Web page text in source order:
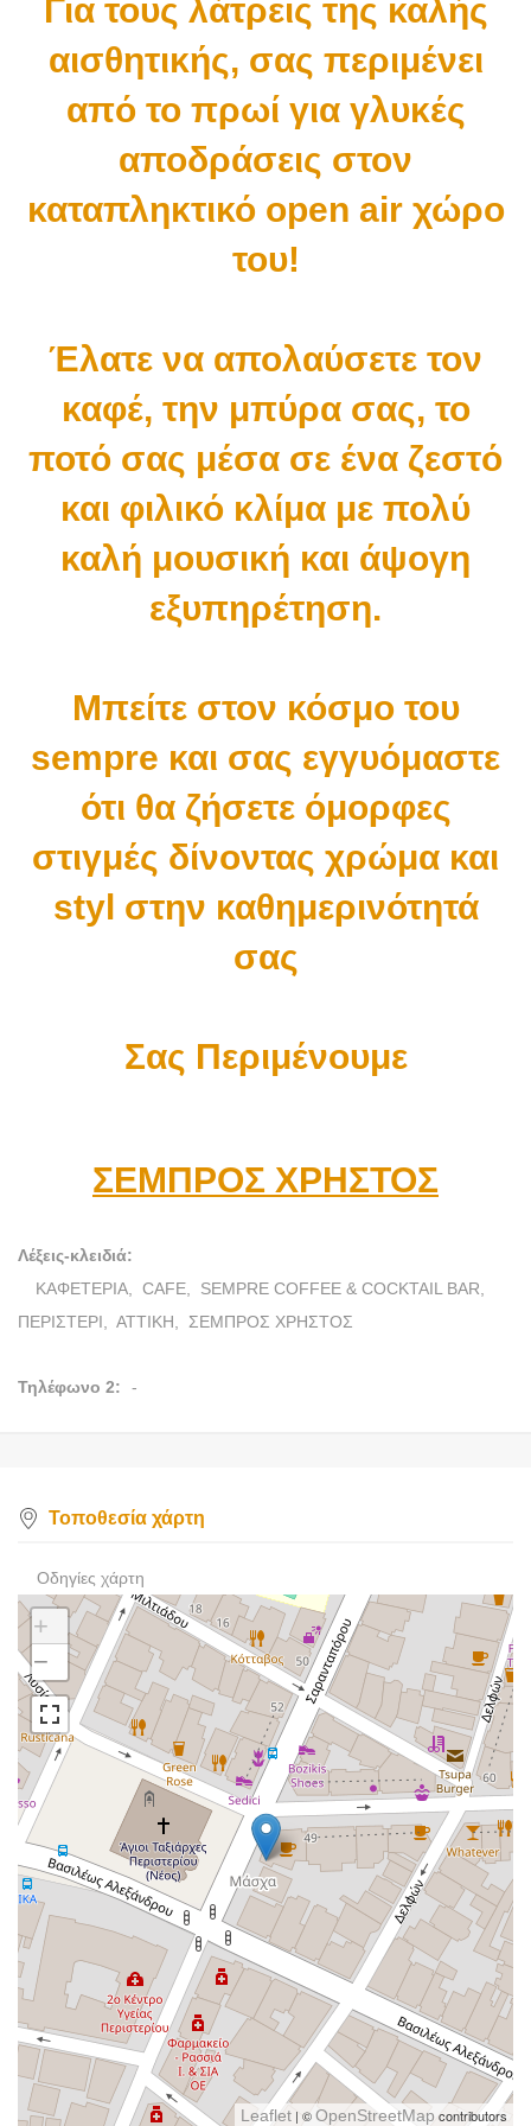
Για τους λάτρεις της καλής
αισθητικής, σας περιμένει
από το πρωί για γλυκές
αποδράσεις στον
καταπληκτικό open air χώρο
του!
Έλατε να απολαύσετε τον
καφέ, την μπύρα σας, το
ποτό σας μέσα σε ένα ζεστό
και φιλικό κλίμα με πολύ
καλή μουσική και άψογη
εξυπηρέτηση.
Μπείτε στον κόσμο του
sempre και σας εγγυόμαστε
ότι θα ζήσετε όμορφες
στιγμές δίνοντας χρώμα και
styl στην καθημερινότητά
σας
Σας Περιμένουμε
ΣΕΜΠΡΟΣ ΧΡΗΣΤΟΣ
Λέξεις-κλειδιά:
ΚΑΦΕΤΕΡΙΑ,
CAFE,
SEMPRE COFFEE & COCKTAIL BAR,
ΠΕΡΙΣΤΕΡΙ,
ΑΤΤΙΚΗ, ΣΕΜΠΡΟΣ ΧΡΗΣΤΟΣ
Τηλέφωνο 2: -
Τοποθεσία χάρτη
Οδηγίες χάρτη
+
−
Leaflet | ©OpenStreetMap contributors